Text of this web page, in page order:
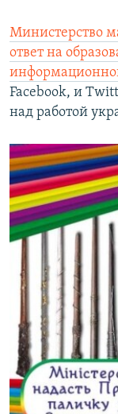
Министерство
ответ на
Facebook, и
над работой